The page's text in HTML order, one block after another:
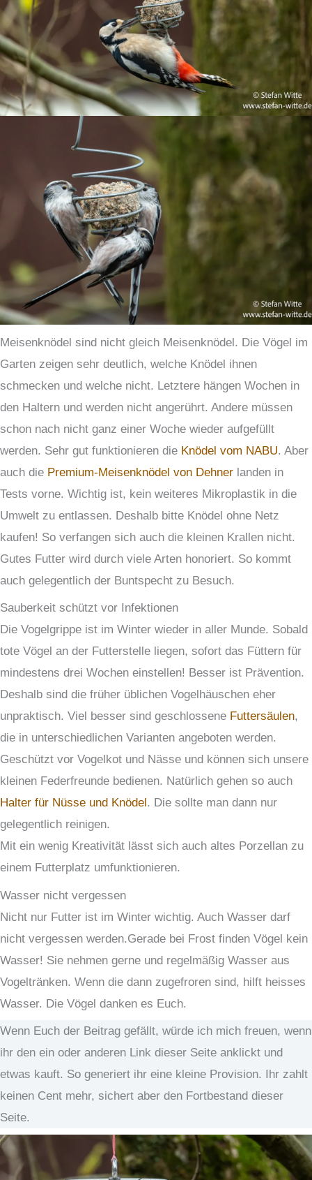
Meisenknödel sind nicht gleich Meisenknödel. Die Vögel im
Garten zeigen sehr deutlich, welche Knödel ihnen
schmecken und welche nicht. Letztere hängen Wochen in
den Haltern und werden nicht angerührt. Andere müssen
schon nach nicht ganz einer Woche wieder aufgefüllt
werden. Sehr gut funktionieren die Knödel vom NABU. Aber
auch die Premium-Meisenknödel von Dehner landen in
Tests vorne. Wichtig ist, kein weiteres Mikroplastik in die
Umwelt zu entlassen. Deshalb bitte Knödel ohne Netz
kaufen! So verfangen sich auch die kleinen Krallen nicht.
Gutes Futter wird durch viele Arten honoriert. So kommt
auch gelegentlich der Buntspecht zu Besuch.
Sauberkeit schützt vor Infektionen
Die Vogelgrippe ist im Winter wieder in aller Munde. Sobald
tote Vögel an der Futterstelle liegen, sofort das Füttern für
mindestens drei Wochen einstellen! Besser ist Prävention.
Deshalb sind die früher üblichen Vogelhäuschen eher
unpraktisch. Viel besser sind geschlossene Futtersäulen,
die in unterschiedlichen Varianten angeboten werden.
Geschützt vor Vogelkot und Nässe und können sich unsere
kleinen Federfreunde bedienen. Natürlich gehen so auch
Halter für Nüsse und Knödel . Die sollte man dann nur
gelegentlich reinigen.
Mit ein wenig Kreativität lässt sich auch altes Porzellan zu
einem Futterplatz umfunktionieren.
Wasser nicht vergessen
Nicht nur Futter ist im Winter wichtig. Auch Wasser darf
nicht vergessen werden.Gerade bei Frost finden Vögel kein
Wasser! Sie nehmen gerne und regelmäßig Wasser aus
Vogeltränken. Wenn die dann zugefroren sind, hilft heisses
Wasser. Die Vögel danken es Euch.
Wenn Euch der Beitrag gefällt, würde ich mich freuen, wenn
ihr den ein oder anderen Link dieser Seite anklickt und
etwas kauft. So generiert ihr eine kleine Provision. Ihr zahlt
keinen Cent mehr, sichert aber den Fortbestand dieser
Seite.